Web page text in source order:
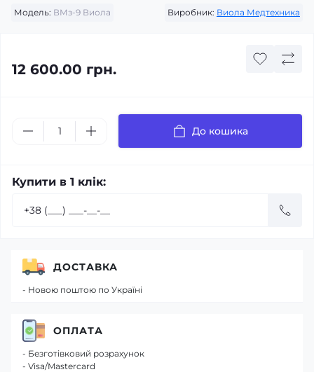
Модель: ВМз-9 Виола Виробник: Виола Медтехника
12 600.00 грн.
До кошика
Купити в 1 клік:
ДОСТАВКА
- Новою поштою по Україні
ОПЛАТА
- Безготівковий розрахунок
- Visa/Mastercard